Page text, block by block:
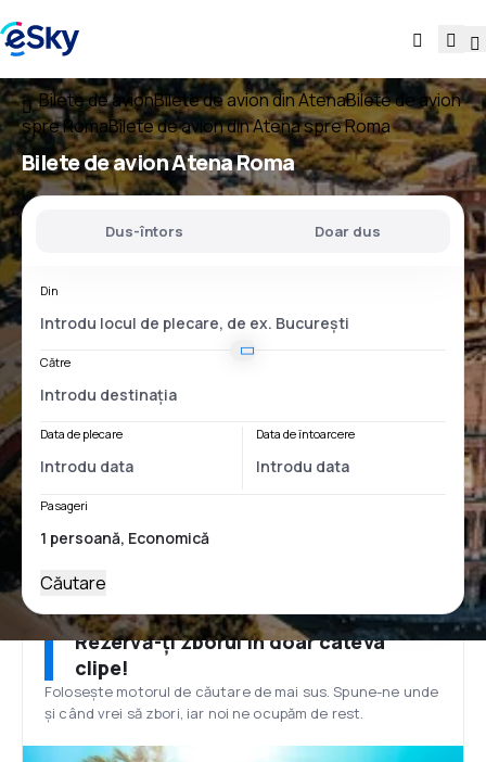
Bilete de avionBilete de avion din AtenaBilete de avion
spre RomaBilete de avion din Atena spre Roma
Bilete de avionAtena Roma
Dus-întors Doar dus
Din
Către
Data de plecare Data de întoarcere
Pasageri
Căutare
Rezervă-ți zborul în doar câteva
clipe!
Folosește motorul de căutare de mai sus. Spune-ne unde
și când vrei să zbori, iar noi ne ocupăm de rest.